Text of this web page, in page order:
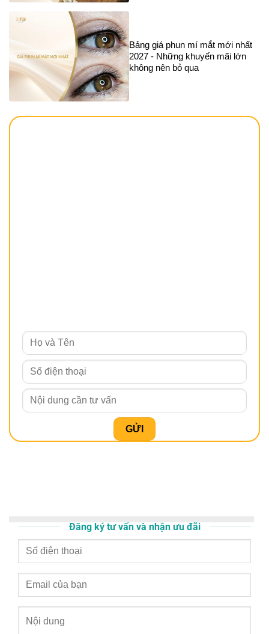
Bảng giá phun mí mắt mới nhất
2027 - Những khuyến mãi lớn
không nên bỏ qua
Đăng ký tư vấn và nhận ưu đãi